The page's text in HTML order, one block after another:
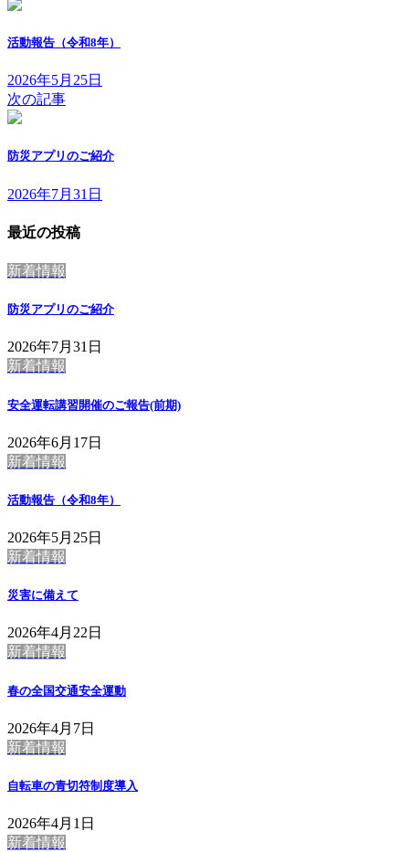
活動報告（令和8年）
2026年5月25日
次の記事
防災アプリのご紹介
2026年7月31日
最近の投稿
新着情報
防災アプリのご紹介
2026年7月31日
新着情報
安全運転講習開催のご報告(前期)
2026年6月17日
新着情報
活動報告（令和8年）
2026年5月25日
新着情報
災害に備えて
2026年4月22日
新着情報
春の全国交通安全運動
2026年4月7日
新着情報
自転車の青切符制度導入
2026年4月1日
新着情報